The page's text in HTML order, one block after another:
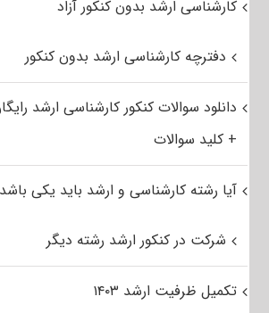
کارشناسی ارشد بدون کنکور آزاد
دفترچه کارشناسی ارشد بدون کنکور
دانلود سوالات کنکور کارشناسی ارشد
+ کلید سوالات
آیا رشته کارشناسی و ارشد باید یکی
شرکت در کنکور ارشد رشته دیگر
تکمیل ظرفیت ارشد ۱۴۰۳